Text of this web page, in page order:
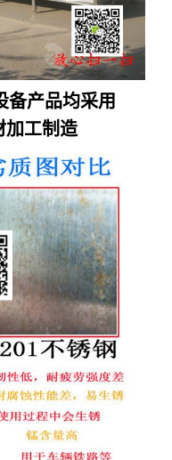
备产品均采用
加工制造